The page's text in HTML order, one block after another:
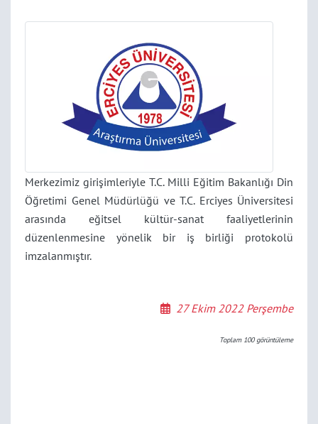
Merkezimiz girişimleriyle T.C. Milli Eğitim Bakanlığı Din
Öğretimi Genel Müdürlüğü ve T.C. Erciyes Üniversitesi
arasında eğitsel kültür-sanat faaliyetlerinin
düzenlenmesine yönelik bir iş birliği protokolü
imzalanmıştır.
27 Ekim 2022 Perşembe
Toplam 100görüntüleme